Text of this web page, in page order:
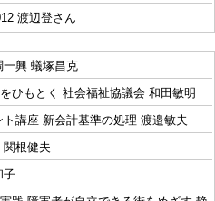
渡辺登さん
興 蟻塚昌克
ひもとく 社会福祉協議会 和田敏明
講座 新会計基準の処理 渡邉敏夫
関根健夫
子